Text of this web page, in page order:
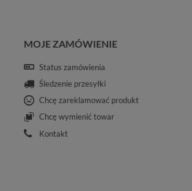
MOJE ZAMÓWIENIE
Status zamówienia
Śledzenie przesyłki
Chcę zareklamować produkt
Chcę wymienić towar
Kontakt